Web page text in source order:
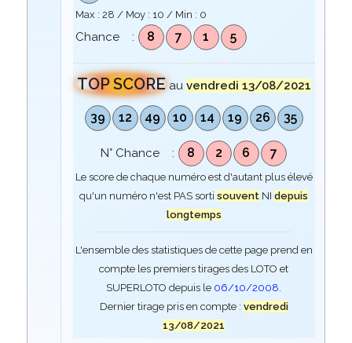
Max : 28 / Moy : 10 / Min : 0
Chance : 8 7 1 5
TOP SCORE au vendredi 13/08/2021
39 12 49 10 14 19 26 35
N° Chance : 8 2 6 7
Le score de chaque numéro est d'autant plus élevé
qu'un numéro n'est PAS sortisouvent NIdepuis
longtemps
L'ensemble des statistiques de cette page prend en
compte les premiers tirages des LOTO et
SUPERLOTO depuis le 06/10/2008.
Dernier tirage pris en compte : vendredi
13/08/2021